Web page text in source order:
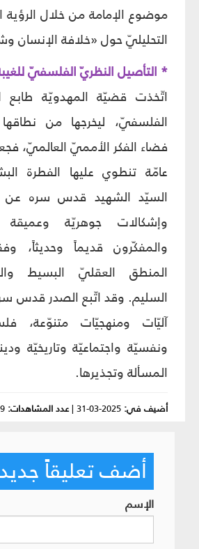
موضوع الإمامة من خلال الرؤية
التحليليّ حول «خلافة الإنسان
* التأصيل النظريّ الفلسفيّ
اتّخذت قضيّة المهدويّة طابع
الفلسفيّ، ليخرجها من
فضاء الفكر الأمميّ العالميّ،
عامّة تنطوي عليها الفطرة
السيّد الشهيد قدس سره عن
وإشكالات جوهريّة وعميقة
والمفكّرون قديماً وحديثاً،
المنطق العقليّ البسيط
السليم. وقد اتّبع الصدر قدس
آليّات ومنهجيّات متنوّعة،
ونفسيّة واجتماعيّة وتاريخيّة
المسألة وتجذيرها.
أضيف في: 2025-03-31
|عدد المشاهدات:
أضف تعليقاً
الإسم